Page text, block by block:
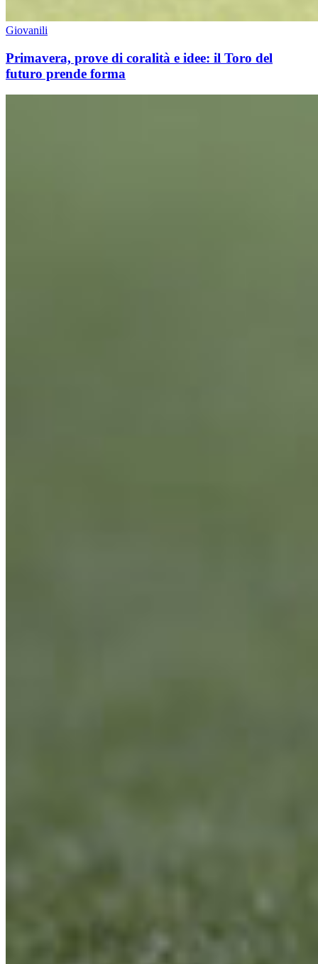
Giovanili
Primavera, prove di coralità e idee: il Toro del
futuro prende forma